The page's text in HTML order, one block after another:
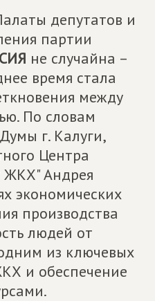
депутатов и
партии
не случайна –
время стала
между
По словам
г. Калуги,
Центра
Андрея
экономических
производства
людей от
из ключевых
и обеспечение